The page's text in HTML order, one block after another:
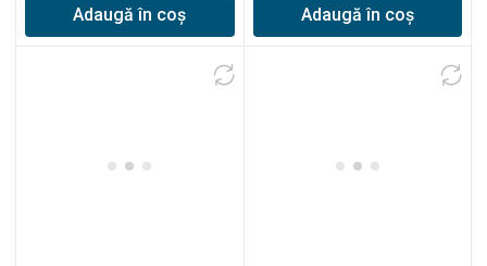
Adaugă în coș Adaugă în coș